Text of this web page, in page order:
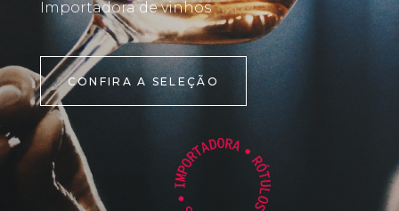
Importadora de vinhos
CONFIRA A SELEÇÃO